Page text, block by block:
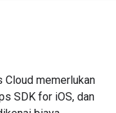
Cloud memerlukan
SDK for iOS, dan